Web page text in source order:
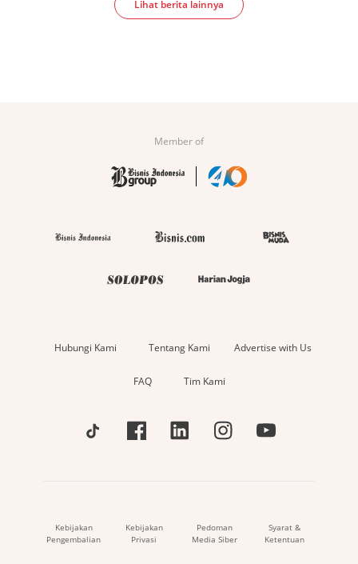
Lihat berita lainnya
Member of
Hubungi Kami Tentang Kami Advertise with Us
FAQ Tim Kami
Kebijakan
Pengembalian
Kebijakan
Privasi
Pedoman
Media Siber
Syarat &
Ketentuan